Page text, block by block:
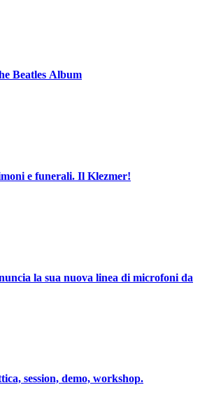
Beatles Album
e funerali. Il Klezmer!
la sua nuova linea di microfoni da
session, demo, workshop.